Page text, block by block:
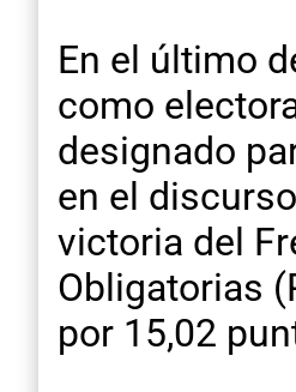
En el último
como
designado
en el
victoria del
Obligatorias
por 15,02